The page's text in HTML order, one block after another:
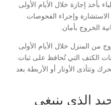
بأخذ إجازة خلال الأيام الأولى
وإجراء الفحوصات
الخروج بأمان.
المنزل خلال الأيام الأولى
الكتف التي تُحافظ على ثبات
وتتأذى الأوتار أو الأربطة بعد
الذي ينبغي